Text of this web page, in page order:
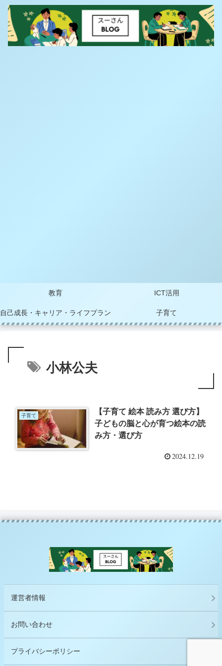
教育 ICT活用
自己成長・キャリア・ライフプラン 子育て
小林公夫
子育て
【子育て 絵本 読み方 選び方】
子どもの脳と心が育つ絵本の読
み方・選び方
2024.12.19
運営者情報
お問い合わせ
プライバシーポリシー